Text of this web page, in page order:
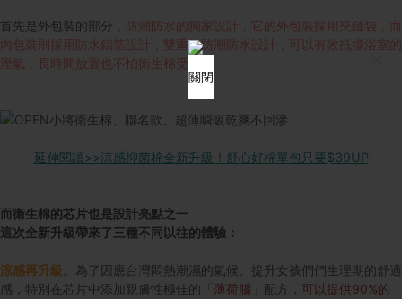
關閉
×
首先是外包裝的部分， 防潮防水的獨家設計，它的外包裝採用夾鏈袋，而
內包裝則採用防水鋁箔設計，雙重的防潮防水設計，可以有效抵擋浴室的
溼氣，長時間放置也不怕衛生棉受潮
延伸閱讀>>涼感抑菌棉全新升級！舒心好棉單包只要$39UP
而衛生棉的芯片也是設計亮點之一
這次全新升級帶來了三種不同以往的體驗：
涼感再升級
。為了因應台灣悶熱潮濕的氣候、提升女孩們們生理期的舒適
感，特別在芯片中添加親膚性極佳的「 薄荷腦 」配方， 可以提供90%的